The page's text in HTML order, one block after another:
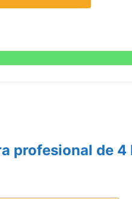
profesional de